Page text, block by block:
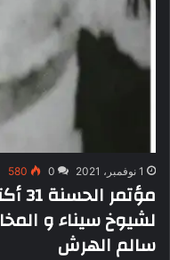
1 نوفمبر، 2021 0
580
لشيوخ سيناء و
سالم الهرش